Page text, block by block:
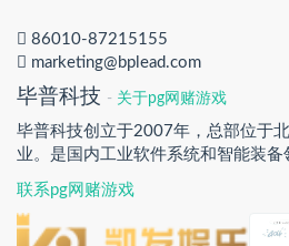
86010-87215155
marketing@bplead.com
毕普科技 - 关于pg网赌游戏
毕普科技创立于2007年，总部位于
业。是国内工业软件系统和智能装备
联系pg网赌游戏